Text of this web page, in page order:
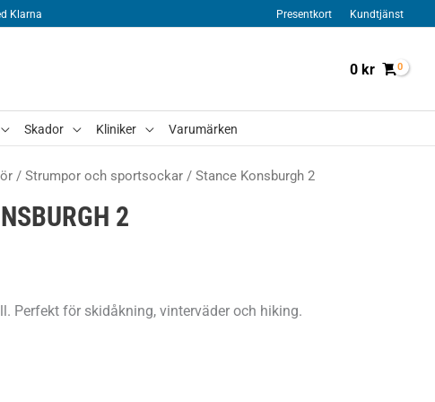
Klarna Presentkort Kundtjänst
0 kr
Skador Kliniker Varumärken
/ Strumpor och sportsockar / Stance Konsburgh 2
2
Perfekt för skidåkning, vinterväder och hiking.